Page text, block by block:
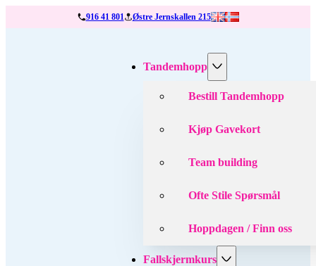
916 41 801 Østre Jernskallen 215
Tandemhopp
Bestill Tandemhopp
Kjøp Gavekort
Team building
Ofte Stile Spørsmål
Hoppdagen / Finn oss
Fallskjermkurs